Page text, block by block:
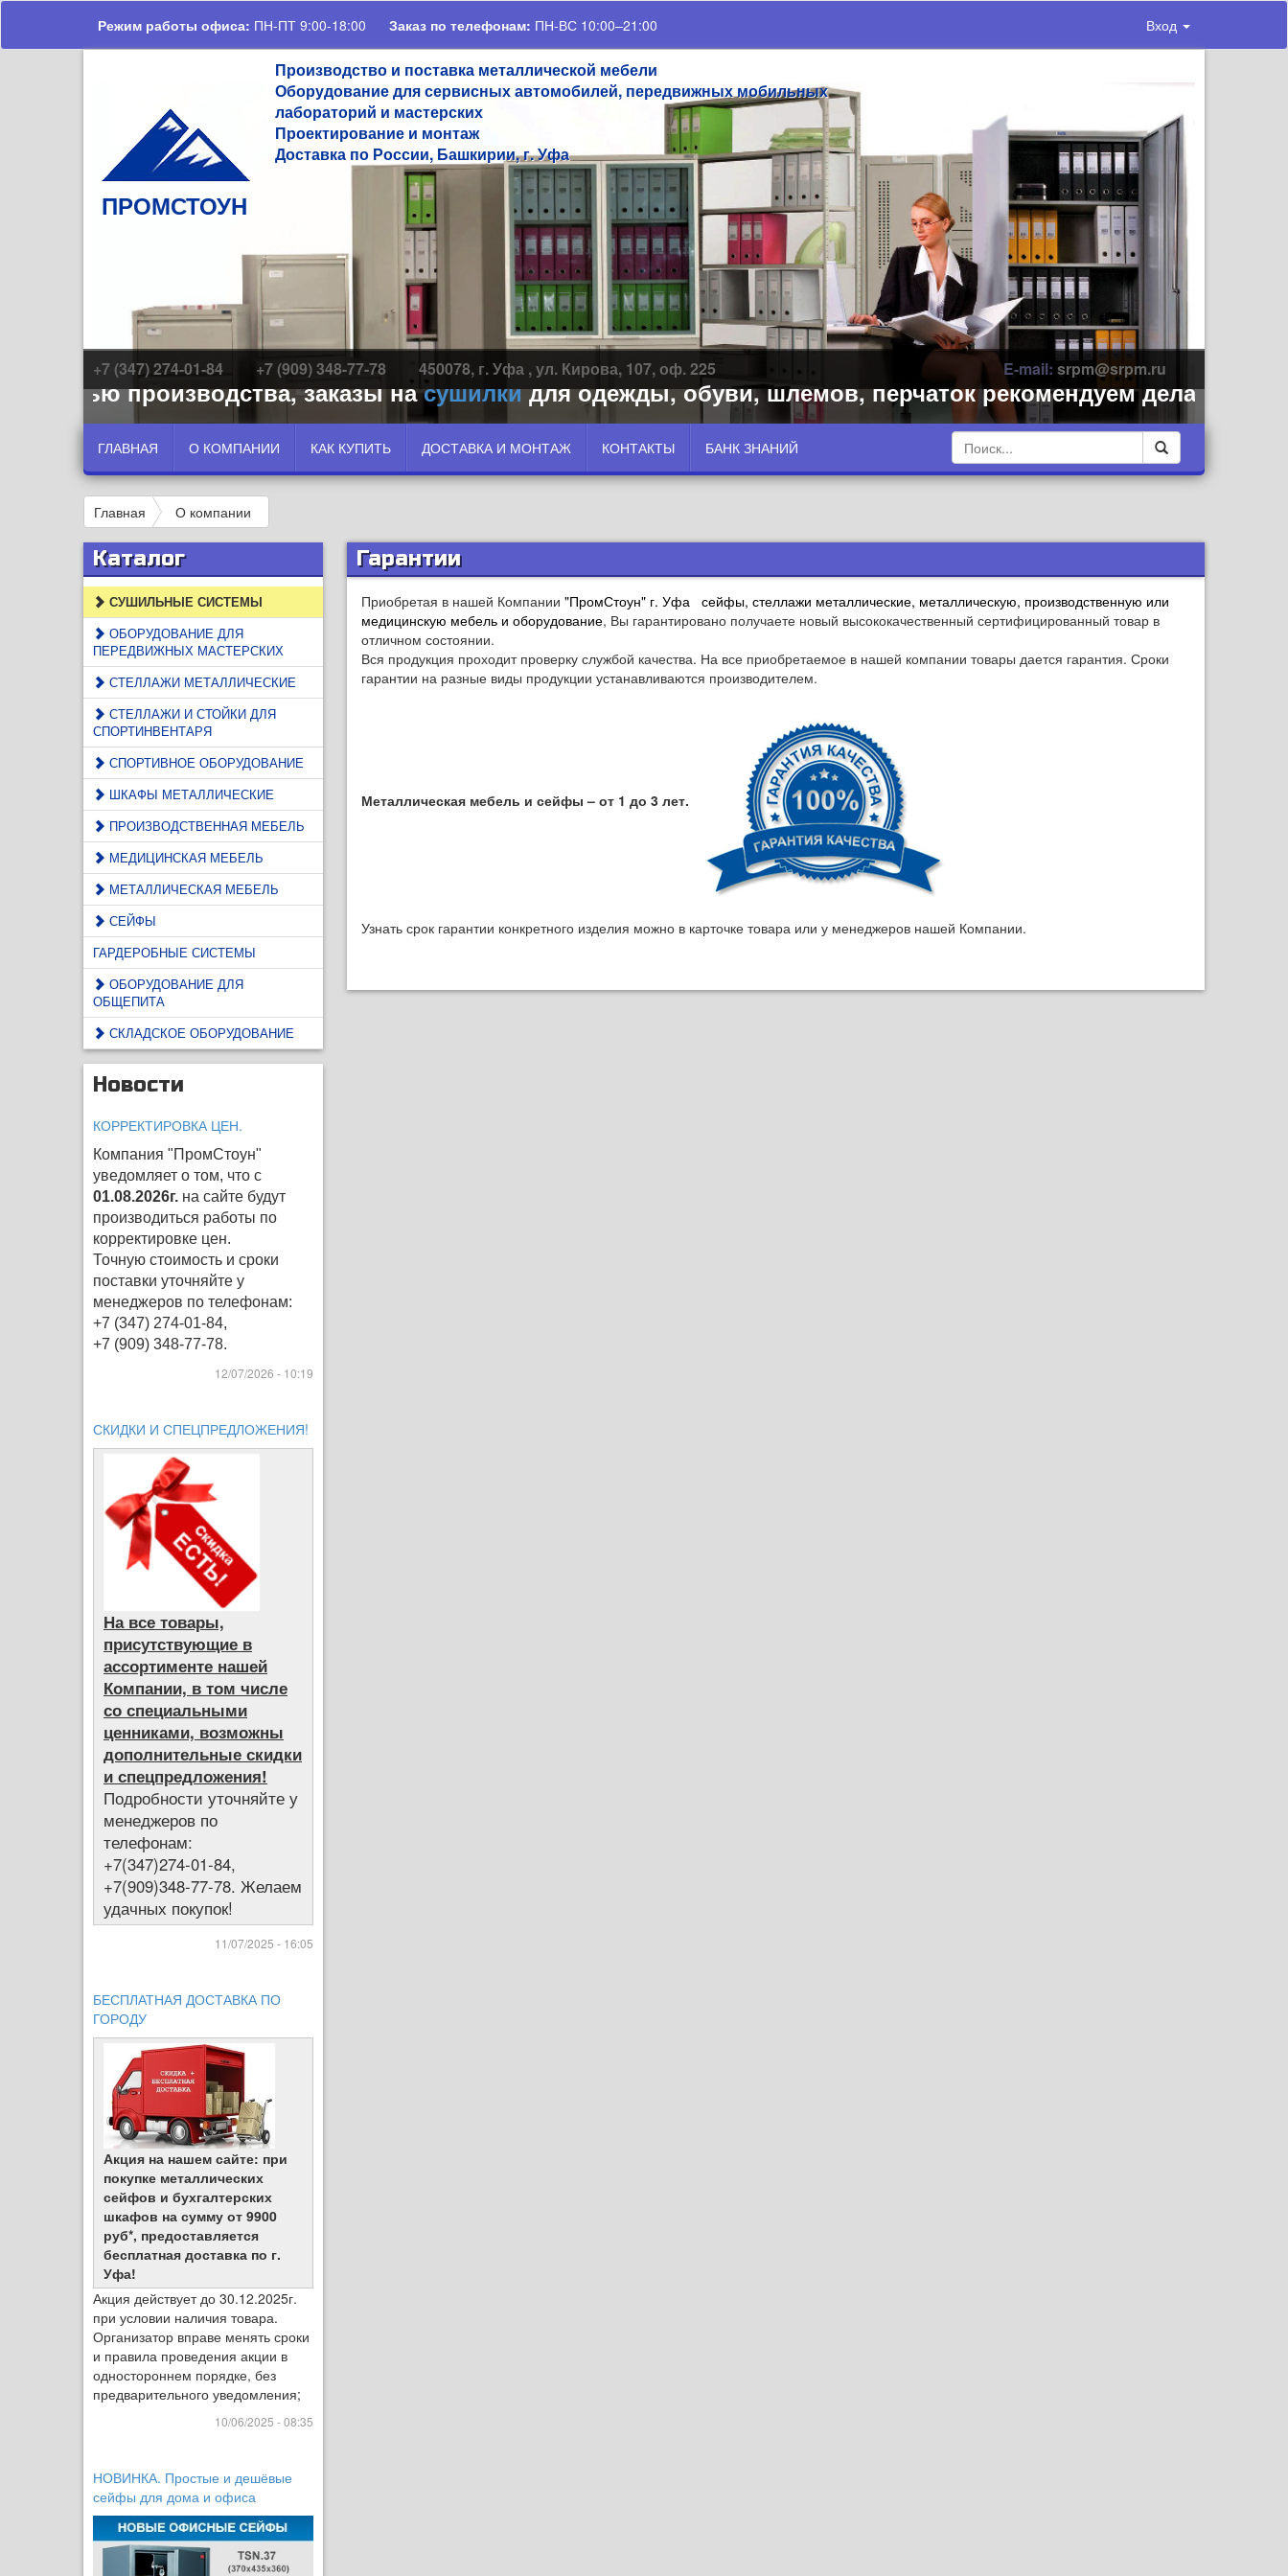
Режим работы офиса: ПН-ПТ 9:00-18:00 Заказ по телефонам: ПН-ВС 10:00–21:00 Вход
ПРОМСТОУН
Производство и поставка металлической мебели
Оборудование для сервисных автомобилей, передвижных мобильных
лабораторий и мастерских
Проектирование и монтаж
Доставка по России, Башкирии, г. Уфа
E-mail: srpm@srpm.ru
+7 (347) 274-01-84 +7 (909) 348-77-78 450078, г. Уфа , ул. Кирова, 107, оф. 225
производства, заказы насушилкидля одежды, обуви, шлемов, перчаток рекомендуем делать
ГЛАВНАЯ О КОМПАНИИ КАК КУПИТЬ ДОСТАВКА И МОНТАЖ КОНТАКТЫ БАНК ЗНАНИЙ
Главная О компании
Каталог
СУШИЛЬНЫЕ СИСТЕМЫ
ОБОРУДОВАНИЕ ДЛЯ
ПЕРЕДВИЖНЫХ МАСТЕРСКИХ
СТЕЛЛАЖИ МЕТАЛЛИЧЕСКИЕ
СТЕЛЛАЖИ И СТОЙКИ ДЛЯ
СПОРТИНВЕНТАРЯ
СПОРТИВНОЕ ОБОРУДОВАНИЕ
ШКАФЫ МЕТАЛЛИЧЕСКИЕ
ПРОИЗВОДСТВЕННАЯ МЕБЕЛЬ
МЕДИЦИНСКАЯ МЕБЕЛЬ
МЕТАЛЛИЧЕСКАЯ МЕБЕЛЬ
СЕЙФЫ
ГАРДЕРОБНЫЕ СИСТЕМЫ
ОБОРУДОВАНИЕ ДЛЯ
ОБЩЕПИТА
СКЛАДСКОЕ ОБОРУДОВАНИЕ
Новости
КОРРЕКТИРОВКА ЦЕН.
Компания "ПромСтоун"
уведомляет о том, что с
01.08.2026г. на сайте будут
производиться работы по
корректировке цен.
Точную стоимость и сроки
поставки уточняйте у
менеджеров по телефонам:
+7 (347) 274-01-84,
+7 (909) 348-77-78.
12/07/2026 - 10:19
СКИДКИ И СПЕЦПРЕДЛОЖЕНИЯ!
На все товары,
присутствующие в
ассортименте нашей
Компании, в том числе
со специальными
ценниками, возможны
дополнительные скидки
и спецпредложения!
Подробности уточняйте у
менеджеров по
телефонам:
+7(347)274-01-84,
+7(909)348-77-78. Желаем
удачных покупок!
11/07/2025 - 16:05
БЕСПЛАТНАЯ ДОСТАВКА ПО
ГОРОДУ
Акция на нашем сайте: при
покупке металлических
сейфов и бухгалтерских
шкафов на сумму от 9900
руб*, предоставляется
бесплатная доставка по г.
Уфа!
Акция действует до 30.12.2025г.
при условии наличия товара.
Организатор вправе менять сроки
и правила проведения акции в
одностороннем порядке, без
предварительного уведомления;
10/06/2025 - 08:35
НОВИНКА. Простые и дешёвые
сейфы для дома и офиса
Гарантии
Приобретая в нашей Компании "ПромСтоун" г. Уфа сейфы, стеллажи металлические, металлическую, производственную или
медицинскую мебель и оборудование, Вы гарантировано получаете новый высококачественный сертифицированный товар в
отличном состоянии.
Вся продукция проходит проверку службой качества. На все приобретаемое в нашей компании товары дается гарантия. Сроки
гарантии на разные виды продукции устанавливаются производителем.
Металлическая мебель и сейфы – от 1 до 3 лет.
Узнать срок гарантии конкретного изделия можно в карточке товара или у менеджеров нашей Компании.